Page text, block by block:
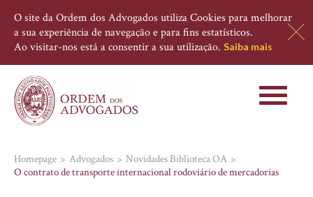
O site da Ordem dos Advogados utiliza Cookies para melhorar
a sua experiência de navegação e para fins estatísticos.
Ao visitar-nos está a consentir a sua utilização. Saiba mais
Toggle
Homepage Advogados
Novidades Biblioteca OA
O contrato de transporte internacional rodoviário de mercadorias